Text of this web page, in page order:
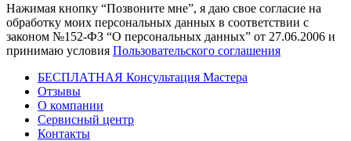
Нажимая кнопку “Позвоните мне”, я даю свое согласие на
обработку моих персональных данных в соответствии с
законом №152-ФЗ “О персональных данных” от 27.06.2006 и
принимаю условия Пользовательского соглашения
БЕСПЛАТНАЯ Консультация Мастера
Отзывы
О компании
Сервисный центр
Контакты